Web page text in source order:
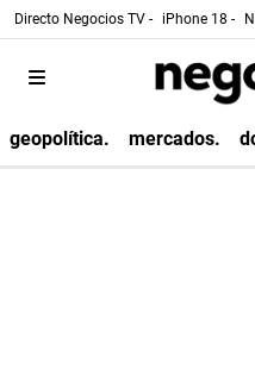
Directo Negocios TV - iPhone 18 -
geopolítica. mercados.